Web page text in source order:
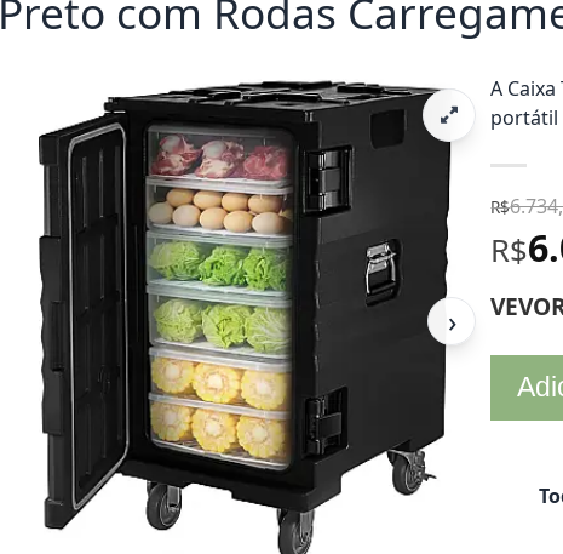
Preto com Rodas
›
A
portátil
R$
R$